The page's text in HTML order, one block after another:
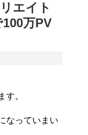
エイト
万PV
す。
なっていまい